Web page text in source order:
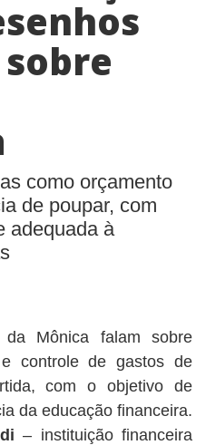
como orçamento
de poupar, com
adequada à
da Mônica falam sobre
e controle de gastos de
com o objetivo de
da educação financeira.
– instituição financeira